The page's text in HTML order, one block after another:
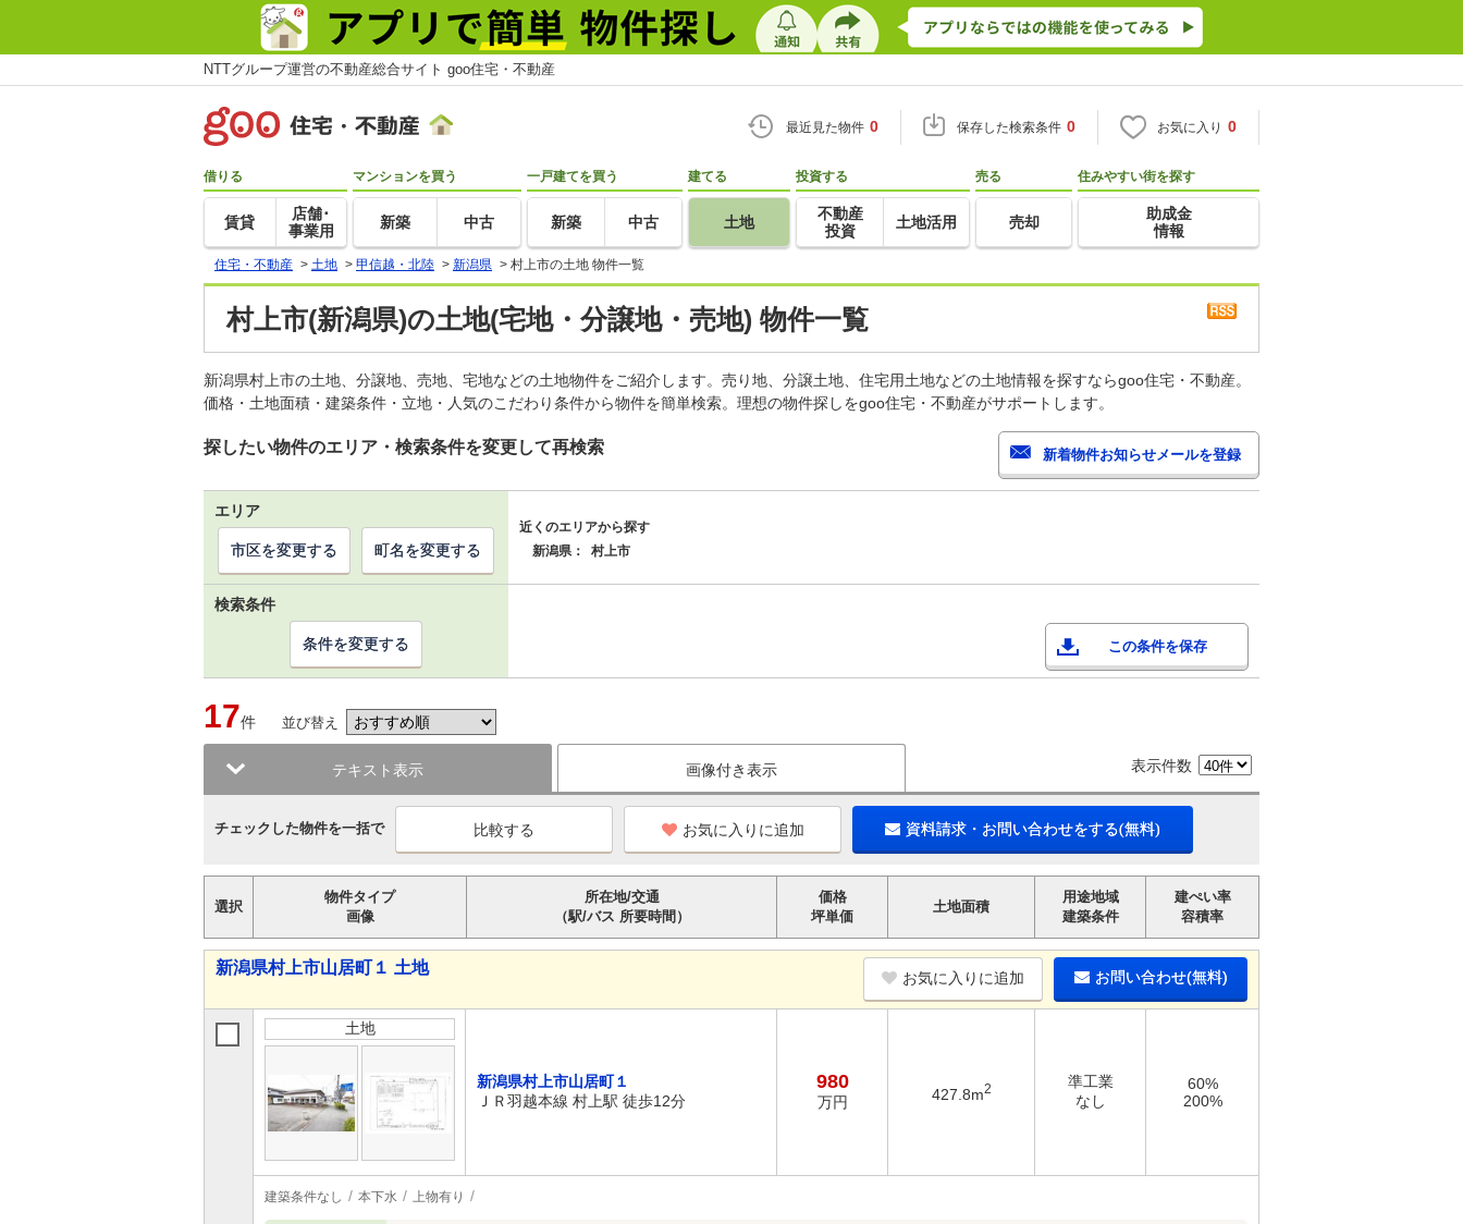
NTTグループ運営の不動産総合サイト goo住宅・不動産
最近見た物件 0 保存した検索条件 0 お気に入り 0
借りる
賃貸
店舗･
事業用
マンションを買う
新築 中古
一戸建てを買う
新築 中古
建てる
土地
投資する
不動産
投資
土地活用
売る
売却
住みやすい街を探す
助成金
情報
住宅・不動産 > 土地 > 甲信越・北陸 > 新潟県 > 村上市の土地 物件一覧
村上市(新潟県)の土地(宅地・分譲地・売地) 物件一覧
新潟県村上市の土地、分譲地、売地、宅地などの土地物件をご紹介します。売り地、分譲土地、住宅用土地などの土地情報を探すならgoo住宅・不動産。
価格・土地面積・建築条件・立地・人気のこだわり条件から物件を簡単検索。理想の物件探しをgoo住宅・不動産がサポートします。
探したい物件のエリア・検索条件を変更して再検索
エリア
近くのエリアから探す
新潟県：
村上市
市区を変更する 町名を変更する
検索条件
この条件を保存
条件を変更する
17件 並び替え
テキスト表示 画像付き表示 表示件数
チェックした物件を一括で お気に入りに追加 資料請求・お問い合わせをする(無料)
選択
物件タイプ
画像
所在地/交通
（駅/バス 所要時間）
価格
坪単価
土地面積
用途地域
建築条件
建ぺい率
容積率
新潟県村上市山居町１ 土地
お気に入りに追加 お問い合わせ(無料)
土地
新潟県村上市山居町１
ＪＲ羽越本線 村上駅 徒歩12分
980
万円 427.8m2
準工業
なし
60%
200%
建築条件なし 本下水 上物有り